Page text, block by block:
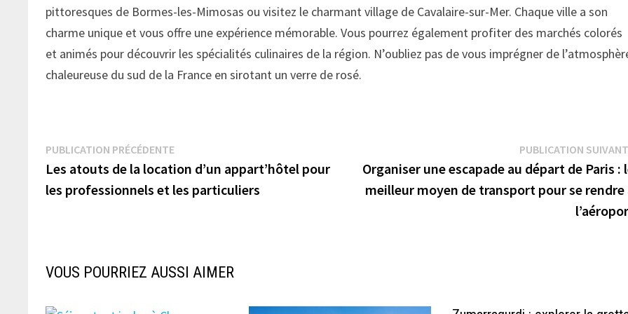
pittoresques de Bormes-les-Mimosas ou visitez le charmant village de Cavalaire-sur-Mer. Chaque ville a son
charme unique et vous offre une expérience mémorable. Vous pourrez également profiter des marchés colorés
et animés pour découvrir les spécialités culinaires de la région. N’oubliez pas de vous imprégner de
chaleureuse du sud de la France en sirotant un verre de rosé.
Navigation
de
l’article
PUBLICATION PRÉCÉDENTEPublication
précédente :
Les atouts de la location d’un appart’hôtel pour
les professionnels et les particuliers
PUBLICATION
Organiser une escapade au départ de Paris :
meilleur moyen de transport pour se rendre
VOUS POURRIEZ AUSSI AIMER